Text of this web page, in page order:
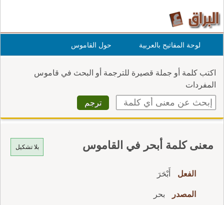
لوحة المفاتيح بالعربية حول القاموس
اكتب كلمة أو جملة قصيرة للترجمة أو البحث في قاموس
المفردات
بلا تشكيل معنى كلمة أبحر في القاموس
الفعل أَبْحَرَ
المصدر بحر